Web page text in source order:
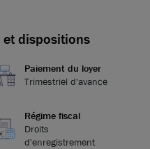
dispositions
Paiement du loyer
Trimestriel d'avance
Régime fiscal
Droits
d'enregistrement